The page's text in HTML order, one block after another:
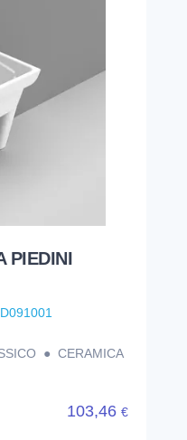
PIEDINI
D091001
● CERAMICA
103,46 €